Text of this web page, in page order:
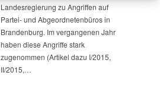
Landesregierung zu Angriffen auf
Partei- und Abgeordnetenbüros in
Brandenburg. Im vergangenen Jahr
haben diese Angriffe stark
zugenommen (Artikel dazu I/2015,
II/2015,…